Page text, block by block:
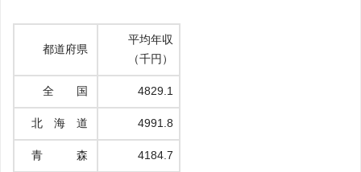
都道府県
平均年収
（千円）
全 国 4829.1
北 海 道 4991.8
青 森 4184.7